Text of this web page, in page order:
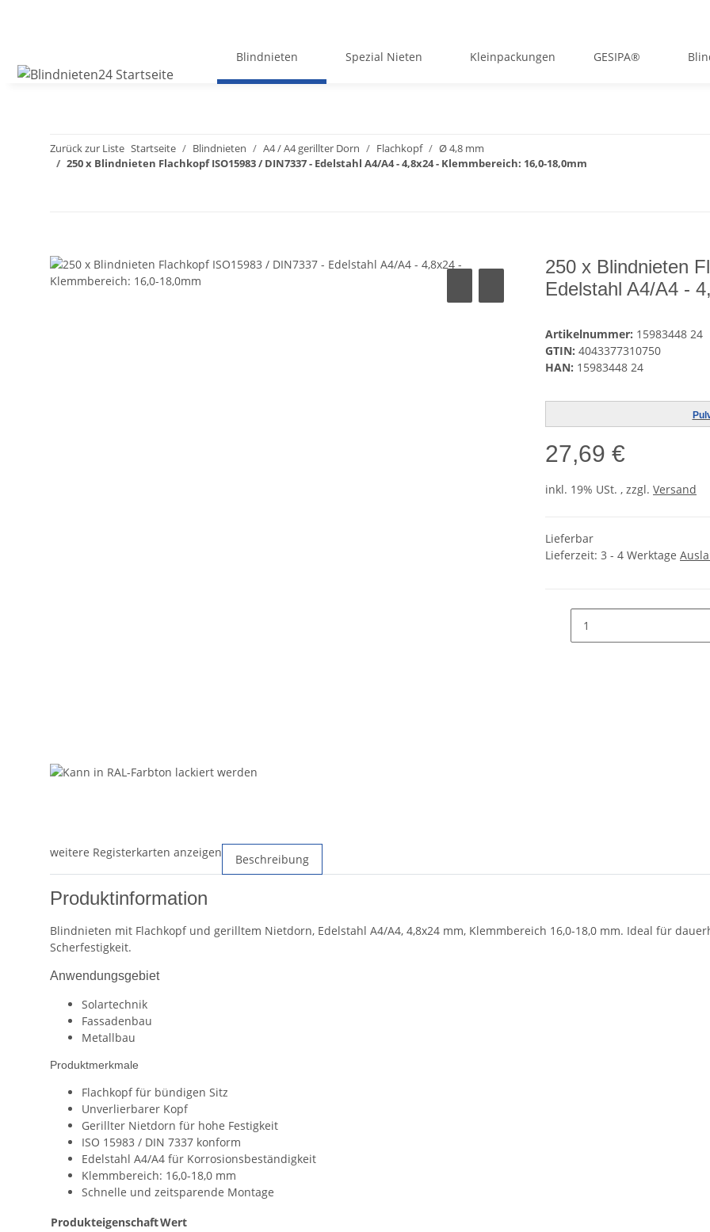
Blindnieten Spezial Nieten Kleinpackungen GESIPA®
Zurück zur Liste Startseite Blindnieten A4 / A4 gerillter Dorn Flachkopf
Ø 4,8 mm
250 x Blindnieten Flachkopf ISO15983 / DIN7337 - Edelstahl A4/A4 - 4,8x24 - Klemmbereich: 16,0-18,0mm
250 x Blindnieten
Edelstahl A4/A4 -
Artikelnummer: 15983448 24
GTIN: 4043377310750
HAN: 15983448 24
27,69 €
inkl. 19% USt. , zzgl. Versand
Lieferbar
Lieferzeit: 3 - 4 Werktage
weitere Registerkarten anzeigen Beschreibung
Produktinformation
Blindnieten mit Flachkopf und gerilltem Nietdorn, Edelstahl A4/A4, 4,8x24 mm, Klemmbereich 16,0-18,0 mm. Ideal für
Scherfestigkeit.
Anwendungsgebiet
Solartechnik
Fassadenbau
Metallbau
Produktmerkmale
Flachkopf für bündigen Sitz
Unverlierbarer Kopf
Gerillter Nietdorn für hohe Festigkeit
ISO 15983 / DIN 7337 konform
Edelstahl A4/A4 für Korrosionsbeständigkeit
Klemmbereich: 16,0-18,0 mm
Schnelle und zeitsparende Montage
ProdukteigenschaftWert